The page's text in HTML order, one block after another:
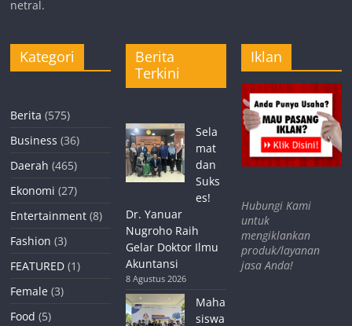
netral.
Kategori
Berita (575)
Business (36)
Daerah (465)
Ekonomi (27)
Entertainment (8)
Fashion (3)
FEATURED (1)
Female (3)
Food (5)
Berita
Terkini
Sela
mat
dan
Suks
es!
Dr. Yanuar
Nugroho Raih
Gelar Doktor Ilmu
Akuntansi
8 Agustus 2026
Maha
siswa
Iklan
Hubungi Kami
untuk
mengiklankan
produk/layanan
jasa Anda!